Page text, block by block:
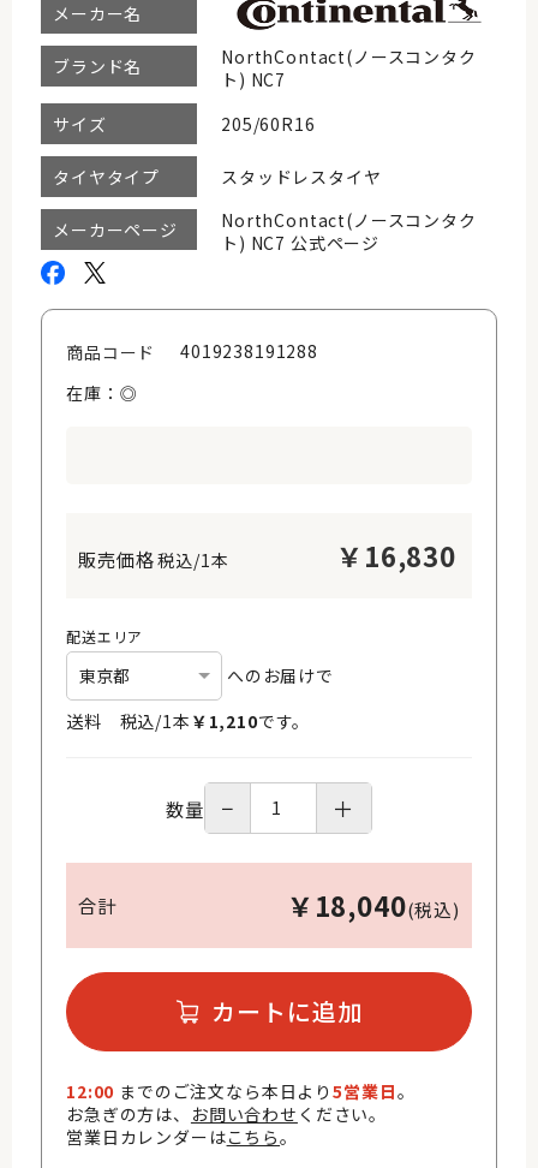
メーカー名
ブランド名
NorthContact(ノースコンタク
ト) NC7
サイズ
205/60R16
タイヤタイプ スタッドレスタイヤ
メーカーページ
NorthContact(ノースコンタク
ト) NC7 公式ページ
商品コード
4019238191288
在庫：◎
税込/1本 ￥ 16,830
配送エリア
へのお届けで
送料 税込/1本 ￥ 1,210です。
数量 − ＋
合計 ￥ 18,040(税込)
カートに追加
12:00 までのご注文なら本日より5営業日。
お急ぎの方は、 お問い合わせ ください。
営業日カレンダーはこちら。